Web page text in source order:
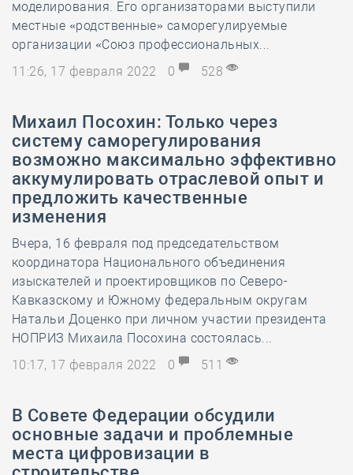
моделирования. Его организаторами выступили
местные «родственные» саморегулируемые
организации «Союз профессиональных...
11:26, 17 февраля 2022
0 528
Михаил Посохин: Только через
систему саморегулирования
возможно максимально эффективно
аккумулировать отраслевой опыт и
предложить качественные
изменения
​Вчера, 16 февраля под председательством
координатора Национального объединения
изыскателей и проектировщиков по Северо-
Кавказскому и Южному федеральным округам
Натальи Доценко при личном участии президента
НОПРИЗ Михаила Посохина состоялась...
10:17, 17 февраля 2022
0 511
В Совете Федерации обсудили
основные задачи и проблемные
места цифровизации в